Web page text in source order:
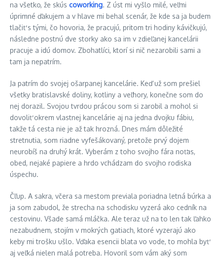
na všetko, že skús coworking. Z úst mi vyšlo milé, veľmi
úprimné ďakujem a v hlave mi behal scenár, že kde sa ja budem
tlačiť s tými, čo hovoria, že pracujú, pritom tri hodiny kávičkujú,
následne postnú dve storky ako sa im v zdieľanej kancelárii
pracuje a idú domov. Zbohatlíci, ktorí si nič nezarobili sami a
tam ja nepatrím.
Ja patrím do svojej ošarpanej kancelárie. Keď už som prešiel
všetky bratislavské doliny, kotliny a veľhory, konečne som do
nej dorazil. Svojou tvrdou prácou som si zarobil a mohol si
dovoliť okrem vlastnej kancelárie aj na jedna dvojku fábiu,
takže tá cesta nie je až tak hrozná. Dnes mám dôležité
stretnutia, som riadne vyfešákovaný, pretože prvý dojem
neurobíš na druhý krát. Vyberám z toho svojho fára noťas,
obed, nejaké papiere a hrdo vchádzam do svojho rodiska
úspechu.
Čľup. A sakra, včera sa mestom previala poriadna letná búrka a
ja som zabudol, že strecha na schodisku vyzerá ako cedník na
cestovinu. Všade samá mláčka. Ale teraz už na to len tak ľahko
nezabudnem, stojím v mokrých gatiach, ktoré vyzerajú ako
keby mi trošku ušlo. Vďaka esencii blata vo vode, to mohla byť
aj veľká nielen malá potreba. Hovoril som vám aký som